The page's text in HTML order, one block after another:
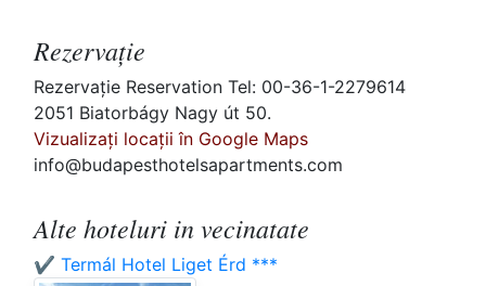
Rezervaţie
Rezervaţie Reservation Tel: 00-36-1-2279614
2051 Biatorbágy Nagy út 50.
Vizualizați locații în Google Maps
info@budapesthotelsapartments.com
Alte hoteluri in vecinatate
✔️ Termál Hotel Liget Érd ***